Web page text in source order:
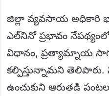
జిల్లా వ్యవసాయ అధికారి
ఎల్‌నినో ప్రభావం
విధానం, ప్రత్యామ్నాయ
కల్పిస్తున్నామని తెలిపారు.
ఉంచుకుని ఆరుతడి పంటల